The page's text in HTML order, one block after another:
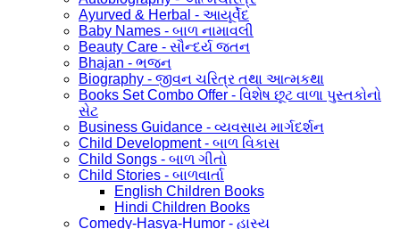
Ayurved & Herbal - આયૂર્વેદ
Baby Names - બાળ નામાવલી
Beauty Care - સૌન્દર્ય જતન
Bhajan - ભજન
Biography - જીવન ચરિત્ર તથા આત્મકથા
Books Set Combo Offer - વિશેષ છૂટ વાળા પુસ્તકોનો
સેટ
Business Guidance - વ્યવસાય માર્ગદર્શન
Child Development - બાળ વિકાસ
Child Songs - બાળ ગીતો
Child Stories - બાળવાર્તા
English Children Books
Hindi Children Books
Comedy-Hasya-Humor - હાસ્ય